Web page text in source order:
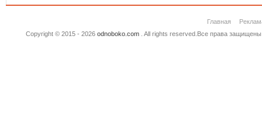
Главная
Copyright © 2015 - 2026 odnoboko.com. All rights reserved.Все права защищены.